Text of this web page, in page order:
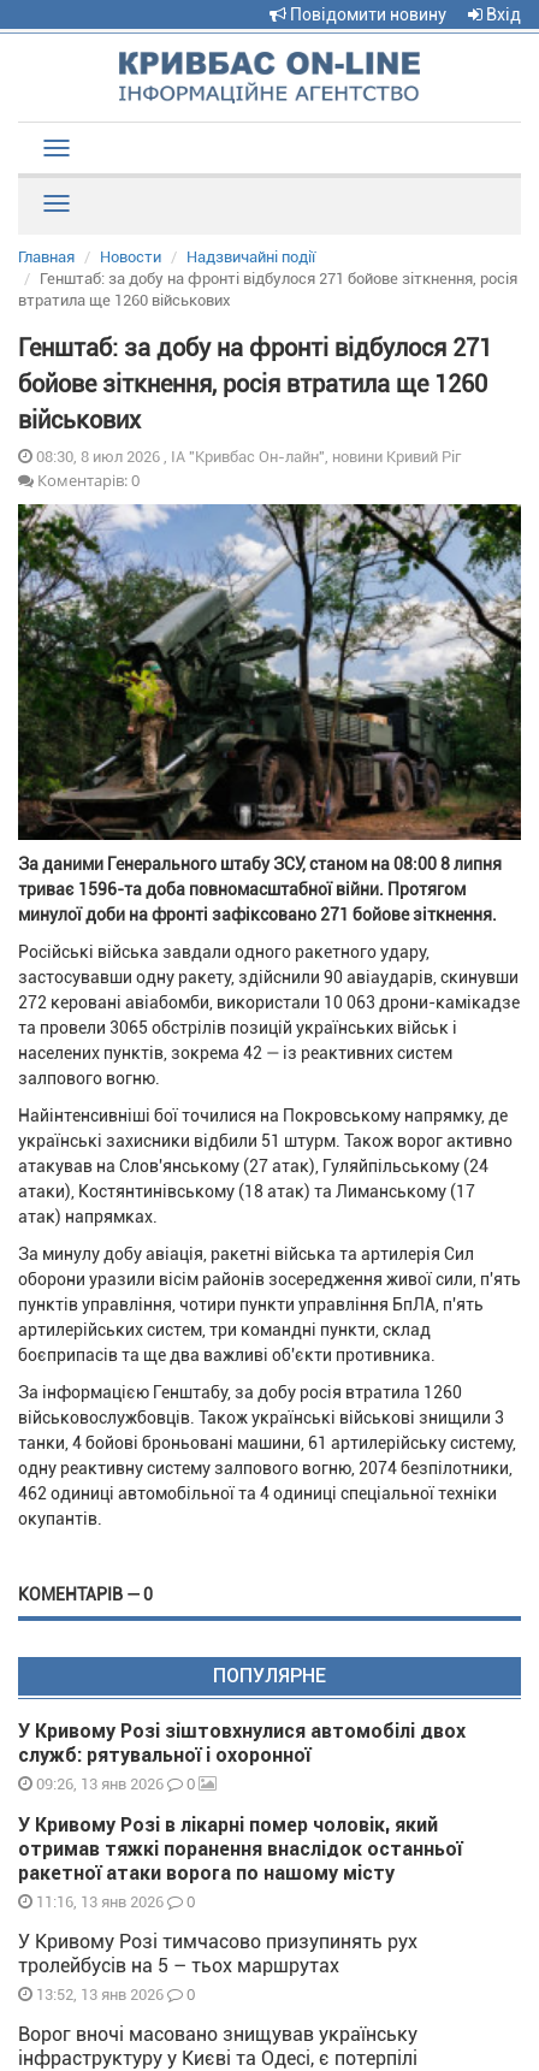
Повідомити новину Вхід
navigation
Главная Новости
Надзвичайні події
Генштаб: за добу на фронті відбулося 271 бойове зіткнення, росія
втратила ще 1260 військових
Генштаб: за добу на фронті відбулося 271
бойове зіткнення, росія втратила ще 1260
військових
08:30, 8 июл 2026 , ІА "Кривбас Он-лайн", новини Кривий Ріг
Коментарів: 0
За даними Генерального штабу ЗСУ, станом на 08:00 8 липня
триває 1596-та доба повномасштабної війни. Протягом
минулої доби на фронті зафіксовано 271 бойове зіткнення.
Російські війська завдали одного ракетного удару,
застосувавши одну ракету, здійснили 90 авіаударів, скинувши
272 керовані авіабомби, використали 10 063 дрони-камікадзе
та провели 3065 обстрілів позицій українських військ і
населених пунктів, зокрема 42 — із реактивних систем
залпового вогню.
Найінтенсивніші бої точилися на Покровському напрямку, де
українські захисники відбили 51 штурм. Також ворог активно
атакував на Слов'янському (27 атак), Гуляйпільському (24
атаки), Костянтинівському (18 атак) та Лиманському (17
атак) напрямках.
За минулу добу авіація, ракетні війська та артилерія Сил
оборони уразили вісім районів зосередження живої сили, п'ять
пунктів управління, чотири пункти управління БпЛА, п'ять
артилерійських систем, три командні пункти, склад
боєприпасів та ще два важливі об'єкти противника.
За інформацією Генштабу, за добу росія втратила 1260
військовослужбовців. Також українські військові знищили 3
танки, 4 бойові броньовані машини, 61 артилерійську систему,
одну реактивну систему залпового вогню, 2074 безпілотники,
462 одиниці автомобільної та 4 одиниці спеціальної техніки
окупантів.
КОМЕНТАРІВ — 0
ПОПУЛЯРНЕ
У Кривому Розі зіштовхнулися автомобілі двох
служб: рятувальної і охоронної
09:26, 13 янв 2026 0
У Кривому Розі в лікарні помер чоловік, який
отримав тяжкі поранення внаслідок останньої
ракетної атаки ворога по нашому місту
11:16, 13 янв 2026 0
У Кривому Розі тимчасово призупинять рух
тролейбусів на 5 – тьох маршрутах
13:52, 13 янв 2026 0
Ворог вночі масовано знищував українську
інфраструктуру у Києві та Одесі, є потерпілі